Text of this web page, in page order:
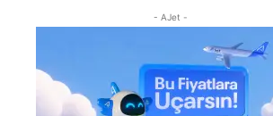
- AJet -